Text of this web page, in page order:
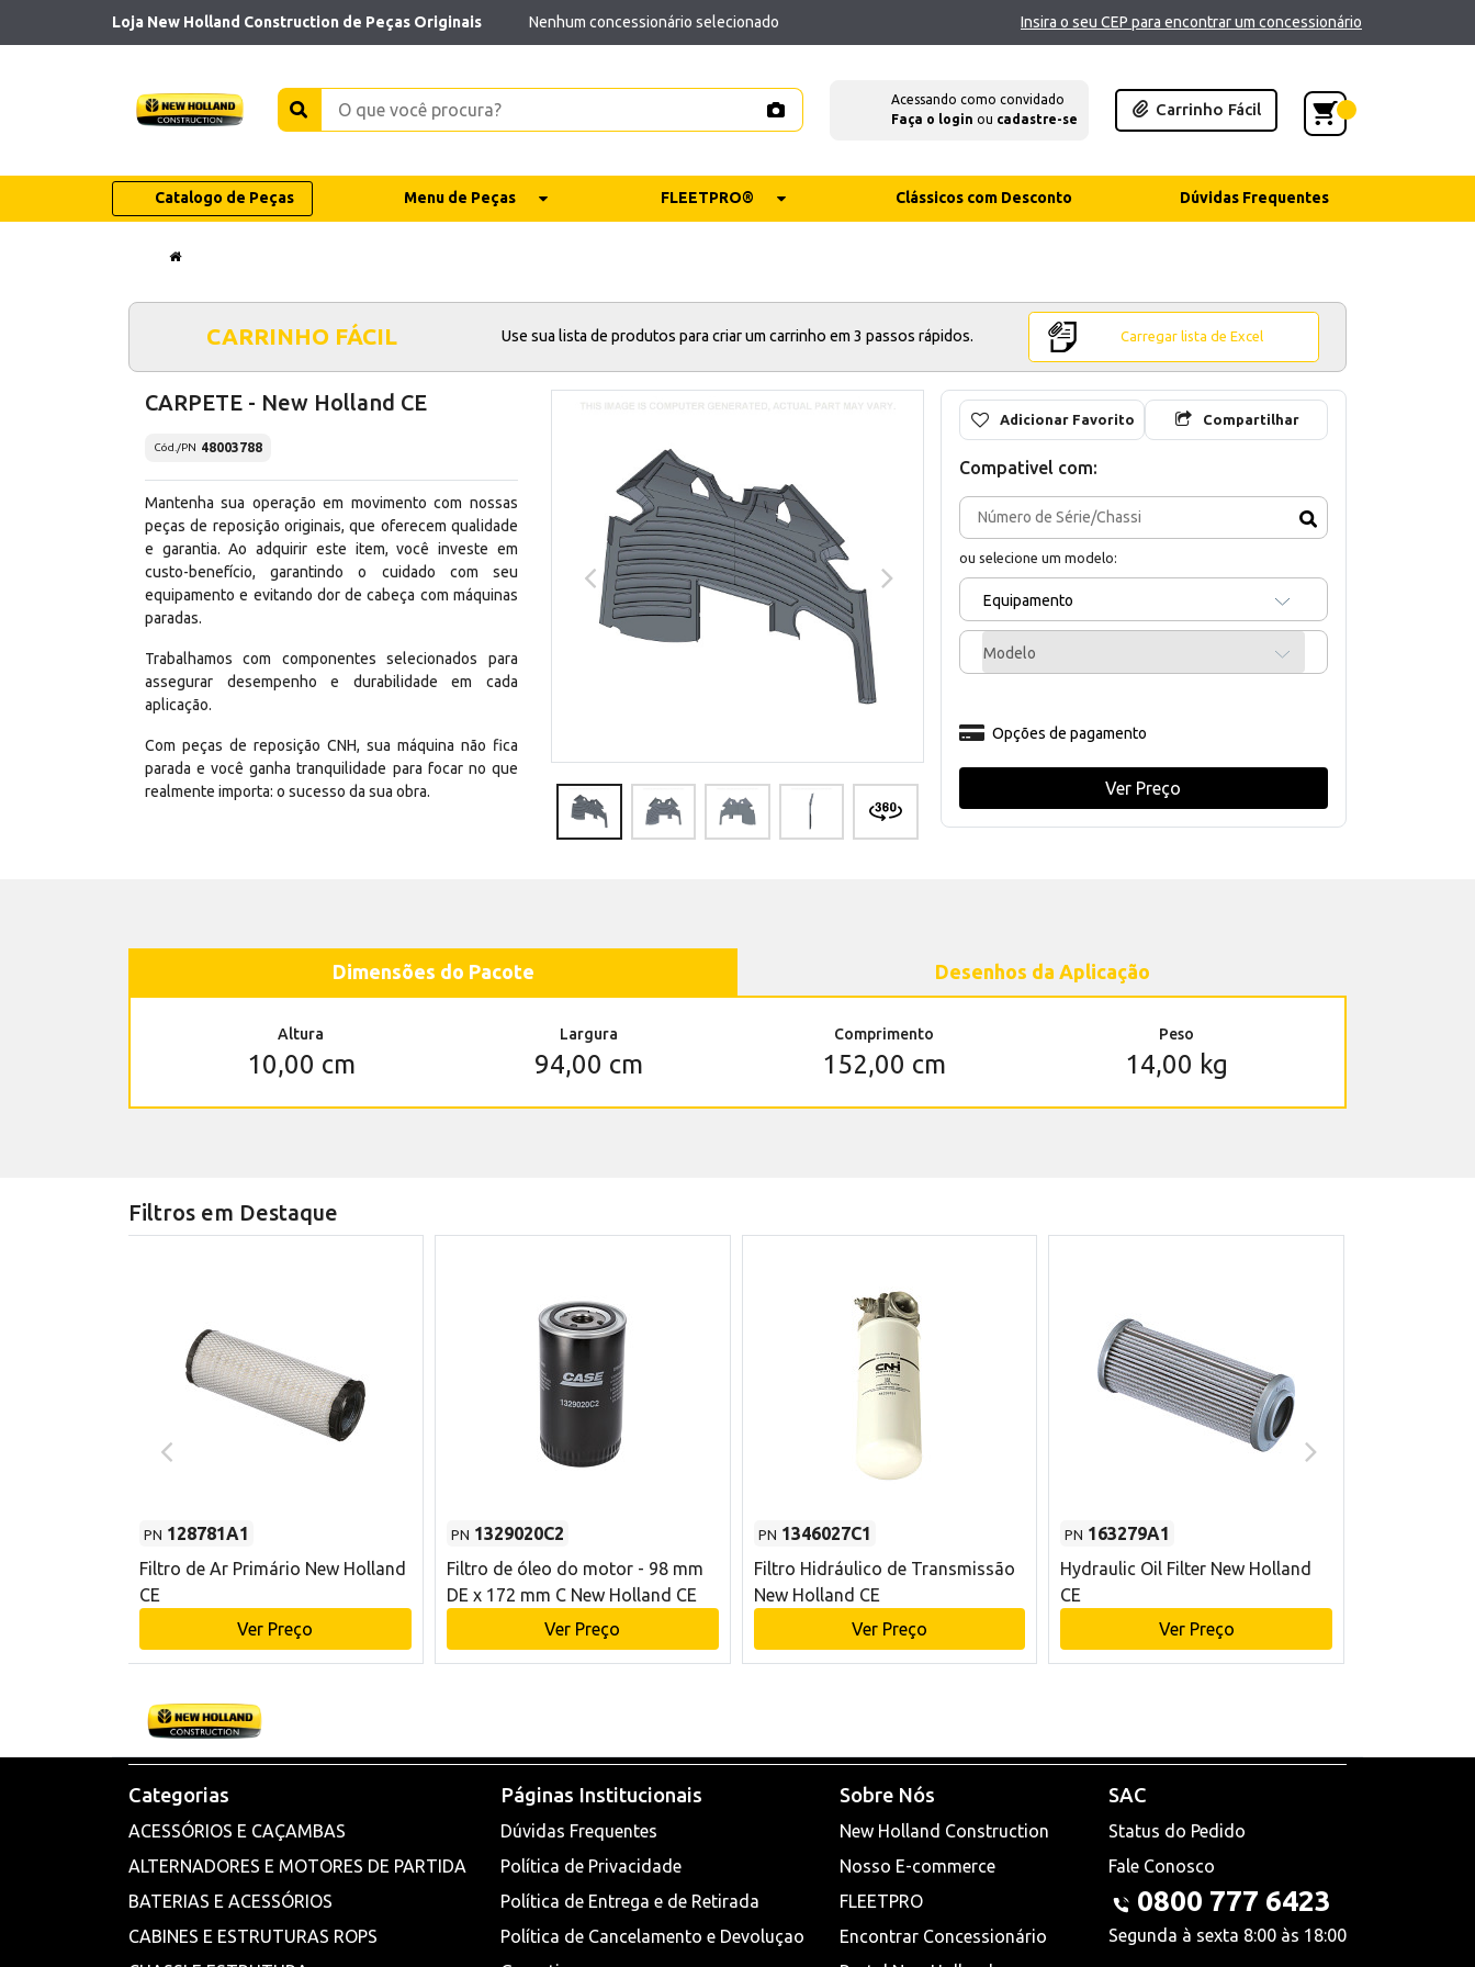
Loja New Holland Construction de Peças Originais Nenhum concessionário selecionado Insira o seu CEP para encontrar um concessionário
Acessando como convidado
Faça o login ou cadastre-se
Carrinho Fácil
Catalogo de Peças Menu de Peças FLEETPRO® Clássicos com Desconto Dúvidas Frequentes
CARRINHO FÁCIL Use sua lista de produtos para criar um carrinho em 3 passos rápidos. Carregar lista de Excel
CARPETE - New Holland CE
Cód./PN 48003788
Mantenha sua operação em movimento com nossas
peças de reposição originais, que oferecem qualidade
e garantia. Ao adquirir este item, você investe em
custo-benefício, garantindo o cuidado com seu
equipamento e evitando dor de cabeça com máquinas
paradas.
Trabalhamos com componentes selecionados para
assegurar desempenho e durabilidade em cada
aplicação.
Com peças de reposição CNH, sua máquina não fica
parada e você ganha tranquilidade para focar no que
realmente importa: o sucesso da sua obra.
Adicionar Favorito Compartilhar
Compativel com:
ou selecione um modelo:
Equipamento
Modelo
Opções de pagamento
Ver Preço
Dimensões do Pacote Desenhos da Aplicação
Altura
10,00 cm
Largura
94,00 cm
Comprimento
152,00 cm
Peso
14,00 kg
Filtros em Destaque
PN 128781A1
Filtro de Ar Primário New Holland
CE
Ver Preço
PN 1329020C2
Filtro de óleo do motor - 98 mm
DE x 172 mm C New Holland CE
Ver Preço
PN 1346027C1
Filtro Hidráulico de Transmissão
New Holland CE
Ver Preço
PN 163279A1
Hydraulic Oil Filter New Holland
CE
Ver Preço
Categorias
ACESSÓRIOS E CAÇAMBAS
ALTERNADORES E MOTORES DE PARTIDA
BATERIAS E ACESSÓRIOS
CABINES E ESTRUTURAS ROPS
Páginas Institucionais
Dúvidas Frequentes
Política de Privacidade
Política de Entrega e de Retirada
Política de Cancelamento e Devoluçao
Sobre Nós
New Holland Construction
Nosso E-commerce
FLEETPRO
Encontrar Concessionário
SAC
Status do Pedido
Fale Conosco
0800 777 6423
Segunda à sexta 8:00 às 18:00